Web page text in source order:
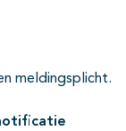
meldingsplicht.